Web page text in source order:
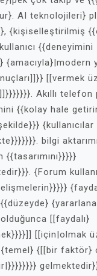
AI teknolojileri}
{kişiselleştirilmiş
{{deneyimini
{amacıyla}|modern
[[vermek
Akıllı telefon
{{kolay hale
bilgi
{Forum
[[faydalı}
[[için|olmak
{temel} {[[bir faktör}